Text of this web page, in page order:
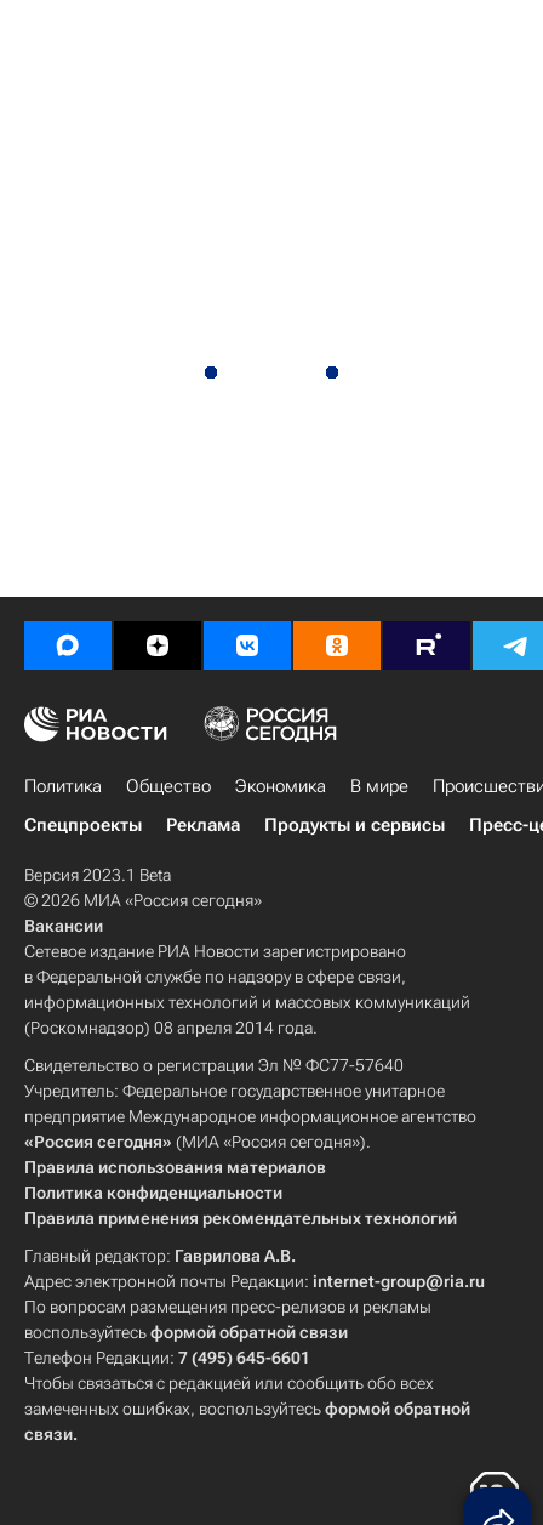
Политика Общество Экономика В мире
Спецпроекты
Реклама Продукты и сервисы Пресс-
Версия 2023.1 Beta
© 2026 МИА «Россия сегодня»
Вакансии
Сетевое издание РИА Новости зарегистрировано
в Федеральной службе по надзору в сфере связи,
информационных технологий и массовых коммуникаций
(Роскомнадзор) 08 апреля 2014 года.
Свидетельство о регистрации Эл № ФС77-57640
Учредитель: Федеральное государственное унитарное
предприятие Международное информационное агентство
«Россия сегодня» (МИА «Россия сегодня»).
Правила использования материалов
Политика конфиденциальности
Правила применения рекомендательных технологий
Главный редактор: Гаврилова А.В.
Адрес электронной почты Редакции: internet-group@ria.ru
По вопросам размещения пресс-релизов и рекламы
воспользуйтесьформой обратной связи
Телефон Редакции: 7 (495) 645-6601
Чтобы связаться с редакцией или сообщить обо всех
замеченных ошибках, воспользуйтесьформой обратной
связи.